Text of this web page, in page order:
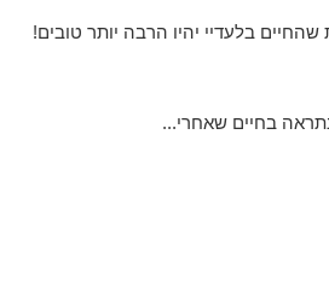
בלעדיי יהיו הרבה יותר טובים!